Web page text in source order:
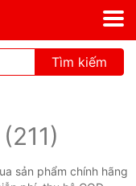
Tìm kiếm
(211)
sản phẩm chính hãng